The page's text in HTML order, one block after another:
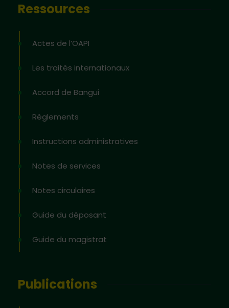
Ressources
Actes de l’OAPI
Les traités internationaux
Accord de Bangui
Règlements
Instructions administratives
Notes de services
Notes circulaires
Guide du déposant
Guide du magistrat
Publications